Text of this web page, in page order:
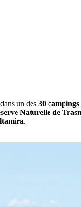
un des 30
Naturelle de
.